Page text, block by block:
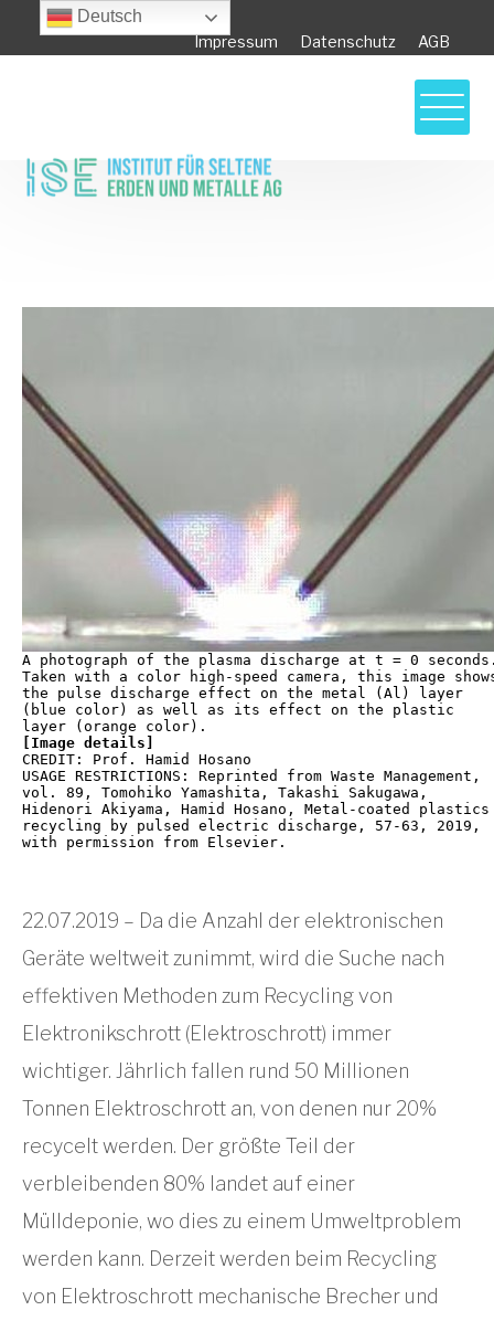
Impressum Datenschutz AGB
Sauberes und effektives Recycling von
A photograph of the plasma discharge at t = 0
Taken with a color high-speed camera, this image
the pulse discharge effect on the metal (Al) layer
(blue color) as well as its effect on the plastic
[Image details]
CREDIT: Prof. Hamid Hosano
USAGE RESTRICTIONS: Reprinted from Waste Management,
vol. 89, Tomohiko Yamashita, Takashi Sakugawa,
Hidenori Akiyama, Hamid Hosano, Metal-coated
recycling by pulsed electric discharge, 57-63, 2019,
with permission from Elsevier.
22.07.2019 – Da die Anzahl der elektronischen
Geräte weltweit zunimmt, wird die Suche nach
effektiven Methoden zum Recycling von
Elektronikschrott (Elektroschrott) immer
wichtiger. Jährlich fallen rund 50 Millionen
Tonnen Elektroschrott an, von denen nur 20%
recycelt werden. Der größte Teil der
verbleibenden 80% landet auf einer
Mülldeponie, wo dies zu einem Umweltproblem
werden kann. Derzeit werden beim Recycling
von Elektroschrott mechanische Brecher und
Deutsch